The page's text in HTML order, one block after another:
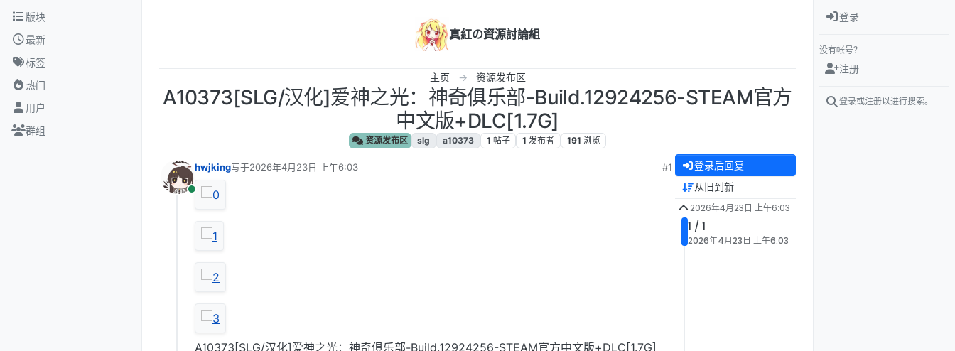
跳转至内容
版块
最新
标签
热门
用户
群组
真紅の資源討論組
主页 资源发布区
A10373[SLG/汉化]爱神之光：神奇俱乐部-Build.12924256-STEAM官方
中文版+DLC[1.7G]
资源发布区 slg a10373 1 帖子 1 发布者 191 浏览
在线
hwjking写于2026年4月23日 上午6:03
最后由 编辑
#1
A10373[SLG/汉化]爱神之光：神奇俱乐部-Build.12924256-STEAM官方中文版+DLC[1.7G]
登录后回复
从旧到新
2026年4月23日 上午6:03
1 / 1
2026年4月23日 上午6:03
登录
没有帐号？
注册
登录或注册以进行搜索。